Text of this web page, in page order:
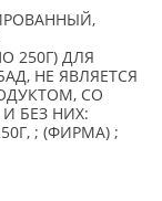
250Г) ДЛЯ
НЕ ЯВЛЯЕТСЯ
СО
БЕЗ НИХ:
; (ФИРМА) ;